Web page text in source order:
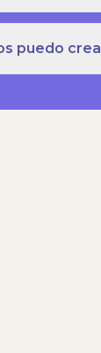
puedo